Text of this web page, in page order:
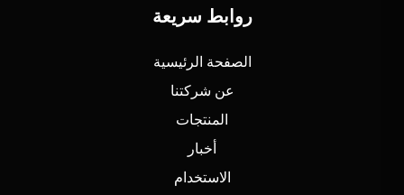
روابط سريعة
الصفحة الرئيسية
عن شركتنا
المنتجات
أخبار
الاستخدام